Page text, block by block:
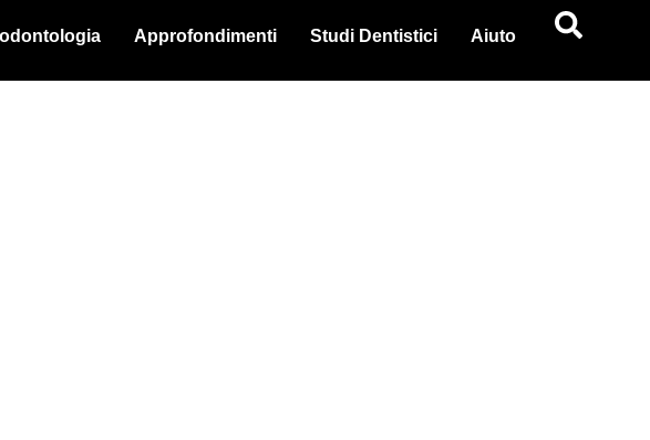
Approfondimenti Studi Dentistici Aiuto